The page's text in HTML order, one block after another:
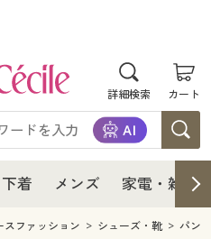
詳細検索 カート
着 メンズ 家電・雑貨
スファッション シューズ・靴 パン